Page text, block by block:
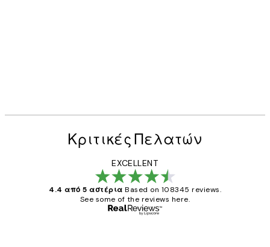
Κριτικές Πελατών
EXCELLENT
4.4 από 5 αστέρια Based on 108345 reviews.
See some of the reviews here.